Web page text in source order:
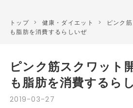
トップ > 健康・ダイエット >
ピンク
も脂肪を消費するらしいぜ
2019-03-27
ピンク筋スクワット
も脂肪を消費するら